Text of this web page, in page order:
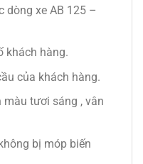
dòng xe AB 125 –
khách hàng.
của khách hàng.
màu tươi sáng , vân
bị móp biến